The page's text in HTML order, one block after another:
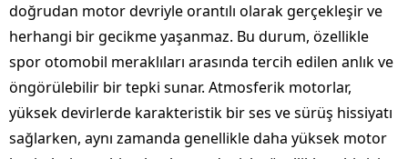
doğrudan motor devriyle orantılı olarak gerçekleşir ve
herhangi bir gecikme yaşanmaz. Bu durum, özellikle
spor otomobil meraklıları arasında tercih edilen anlık ve
öngörülebilir bir tepki sunar. Atmosferik motorlar,
yüksek devirlerde karakteristik bir ses ve sürüş hissiyatı
sağlarken, aynı zamanda genellikle daha yüksek motor